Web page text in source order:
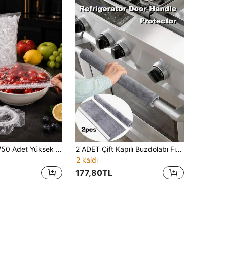
300/200/100/50 Adet Yüksek Esneklikli Gıda Kapakları, Böcek Koruma Kapakları, Sıcaklık Kontrol Kapakları, Meyve ve Sebze Koruma Kapakları, Mutfak Gereçleri, Masaüstü Aksesuarları, Paketleme Kapakları, Okul/Parti/Tatil İçin Uygun
2 ADET Çift Kapılı Buzdolabı Fırın Sapı Eldiveni, Fırın Mikrodalga Sapı Eldiveni, Kaymaz Yağ Geçirmez Sıcak Buzdolabı Kapı Sapı Eldiveni, Buzdolabı Fırın Sapı Kadife Koruyucu Kılıf, Kancalı ve Halkalı Sap Eldiveni
2 kaldı
177,80TL